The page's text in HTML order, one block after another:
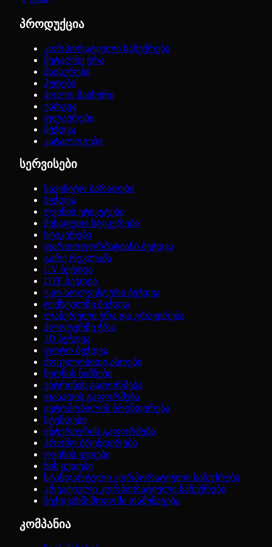
პროდუქცია
კორპორატიული საჩუქრები
მეტალზე ჭრა
მაისურები
ჰუდები
პოლო მაისური
ქარგვა
ფლაერები
ბეჭდვა
კატალოგები
სერვისები
სავიზიტო ბარათები
ბეჭდვა
ღვინის ეტიკეტები
შესაფუთი სტიკერები
სტიკერები
ფართოფორმატიანი ბეჭდვა
გარე რეკლამა
UV ბეჭდვა
DTF ბეჭდვა
ეკო-სოლვენტური ბეჭდვა
ტექსტილზე ბეჭდვა
ლაზერული ჭრა და გრავირება
პლოტერზე ჭრა
3D ბეჭდვა
ფოტო ბეჭდვა
მოცულობითი ასოები
ნეონის ნიშნები
ვიტრინის გაფორმება
ფასადის გაფორმება
ავტომობილის ბრენდირება
სტენდები
ინტერიერის გაფორმება
პრომო ბრენდირება
ღვინის ყუთები
ხის ყუთები
სტანდარტული კორპორატიული საჩუქრები
კრეატიული კორპორატიული საჩუქრები
ბეჭდვისშემდგომი დამუშავება
კომპანია